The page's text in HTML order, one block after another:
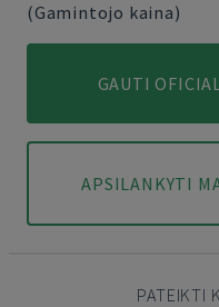
(Gamintojo kaina)
GAUTI
APSILANKYTI
PATEIKTI